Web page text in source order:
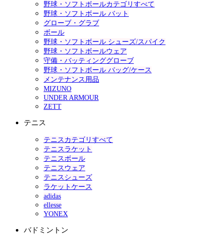
野球・ソフトボールカテゴリすべて
野球・ソフトボール バット
グローブ・グラブ
ボール
野球・ソフトボール シューズ/スパイク
野球・ソフトボールウェア
守備・バッティンググローブ
野球・ソフトボール バッグ/ケース
メンテナンス用品
MIZUNO
UNDER ARMOUR
ZETT
テニス
テニスカテゴリすべて
テニスラケット
テニスボール
テニスウェア
テニスシューズ
ラケットケース
adidas
ellesse
YONEX
バドミントン